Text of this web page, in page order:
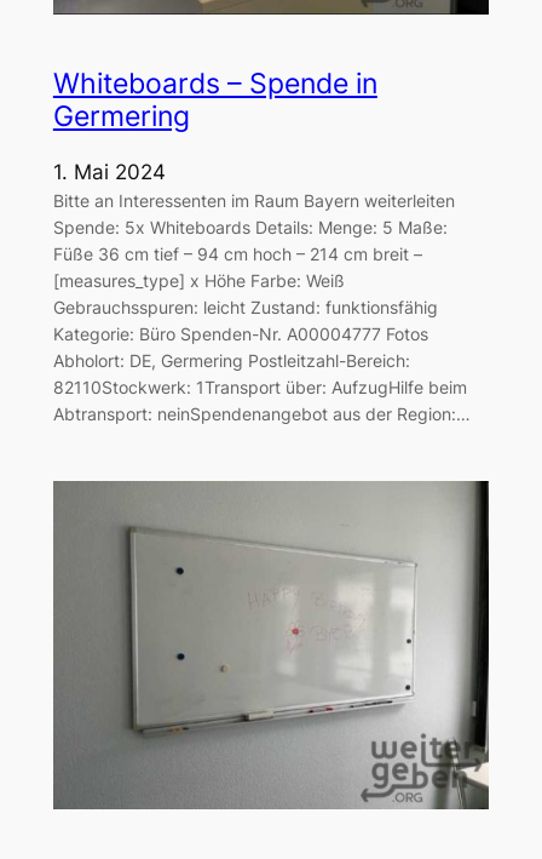
Whiteboards – Spende in
Germering
1. Mai 2024
Bitte an Interessenten im Raum Bayern weiterleiten
Spende: 5x Whiteboards Details: Menge: 5 Maße:
Füße 36 cm tief – 94 cm hoch – 214 cm breit –
[measures_type] x Höhe Farbe: Weiß
Gebrauchsspuren: leicht Zustand: funktionsfähig
Kategorie: Büro Spenden-Nr. A00004777 Fotos
Abholort: DE, Germering Postleitzahl-Bereich:
82110Stockwerk: 1Transport über: AufzugHilfe beim
Abtransport: neinSpendenangebot aus der Region:…